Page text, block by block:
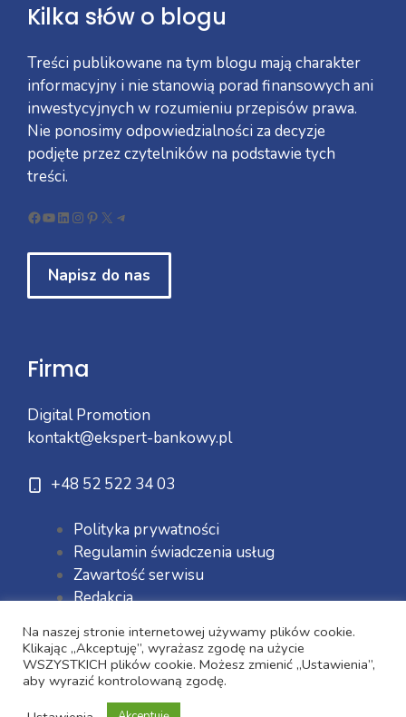
Kilka słów o blogu
Treści publikowane na tym blogu mają charakter
informacyjny i nie stanowią porad finansowych ani
inwestycyjnych w rozumieniu przepisów prawa.
Nie ponosimy odpowiedzialności za decyzje
podjęte przez czytelników na podstawie tych
treści.
Facebook
YouTube
LinkedIn
Instagram
Pinterest
X Telegram
Napisz do nas
Firma
Digital Promotion
kontakt@ekspert-bankowy.pl
+48 52 522 34 03
Polityka prywatności
Regulamin świadczenia usług
Zawartość serwisu
Redakcja
Na naszej stronie internetowej używamy plików cookie.
Klikając „Akceptuję”, wyrażasz zgodę na użycie
WSZYSTKICH plików cookie. Możesz zmienić „Ustawienia”,
aby wyrazić kontrolowaną zgodę.